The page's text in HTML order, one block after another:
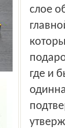
слое
где и